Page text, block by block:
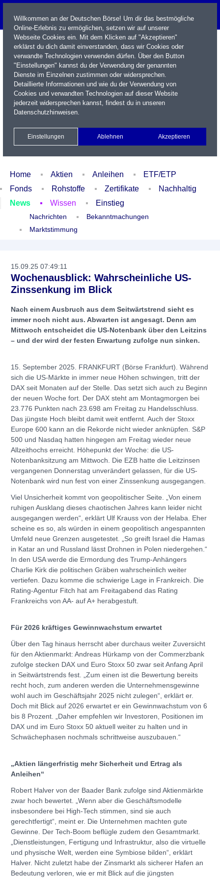
Name / WKN / ISIN / Kürzel
Xetra Realtime
Watchlist Portfolio Login
Home Aktien Anleihen
ETF/ETP
Fonds
Rohstoffe Zertifikate
Nachhaltig
News
Wissen Einstieg
Nachrichten
Bekanntmachungen
Marktstimmung
15.09.25 07:49:11
Wochenausblick: Wahrscheinliche US-
Zinssenkung im Blick
Nach einem Ausbruch aus dem Seitwärtstrend sieht es
immer noch nicht aus. Abwarten ist angesagt. Denn am
Mittwoch entscheidet die US-Notenbank über den Leitzins
– und der wird der festen Erwartung zufolge nun sinken.
15. September 2025. FRANKFURT (Börse Frankfurt). Während
sich die US-Märkte in immer neue Höhen schwingen, tritt der
DAX seit Monaten auf der Stelle. Das setzt sich auch zu Beginn
der neuen Woche fort. Der DAX steht am Montagmorgen bei
23.776 Punkten nach 23.698 am Freitag zu Handelsschluss.
Das jüngste Hoch bleibt damit weit entfernt. Auch der Stoxx
Europe 600 kann an die Rekorde nicht wieder anknüpfen. S&P
500 und Nasdaq hatten hingegen am Freitag wieder neue
Allzeithochs erreicht. Höhepunkt der Woche: die US-
Notenbanksitzung am Mittwoch. Die EZB hatte die Leitzinsen
vergangenen Donnerstag unverändert gelassen, für die US-
Notenbank wird nun fest von einer Zinssenkung ausgegangen.
Viel Unsicherheit kommt von geopolitischer Seite. „Von einem
ruhigen Ausklang dieses chaotischen Jahres kann leider nicht
ausgegangen werden“, erklärt Ulf Krauss von der Helaba. Eher
scheine es so, als würden in einem geopolitisch angespannten
Umfeld neue Grenzen ausgetestet. „So greift Israel die Hamas
in Katar an und Russland lässt Drohnen in Polen niedergehen.“
In den USA werde die Ermordung des Trump-Anhängers
Charlie Kirk die politischen Gräben wahrscheinlich weiter
vertiefen. Dazu komme die schwierige Lage in Frankreich. Die
Rating-Agentur Fitch hat am Freitagabend das Rating
Frankreichs von AA- auf A+ herabgestuft.
Für 2026 kräftiges Gewinnwachstum erwartet
Über den Tag hinaus herrscht aber durchaus weiter Zuversicht
für den Aktienmarkt: Andreas Hürkamp von der Commerzbank
zufolge stecken DAX und Euro Stoxx 50 zwar seit Anfang April
in Seitwärtstrends fest. „Zum einen ist die Bewertung bereits
recht hoch, zum anderen werden die Unternehmensgewinne
wohl auch im Geschäftsjahr 2025 nicht zulegen“, erklärt er.
Doch mit Blick auf 2026 erwartet er ein Gewinnwachstum von 6
bis 8 Prozent. „Daher empfehlen wir Investoren, Positionen im
DAX und im Euro Stoxx 50 aktuell weiter zu halten und in
Schwächephasen nochmals schrittweise auszubauen.“
„Aktien längerfristig mehr Sicherheit und Ertrag als
Anleihen“
Robert Halver von der Baader Bank zufolge sind Aktienmärkte
zwar hoch bewertet. „Wenn aber die Geschäftsmodelle
insbesondere bei High-Tech stimmen, sind sie auch
gerechtfertigt“, meint er. Die Unternehmen machten gute
Gewinne. Der Tech-Boom beflügle zudem den Gesamtmarkt.
„Dienstleistungen, Fertigung und Infrastruktur, also die virtuelle
und physische Welt, werden eine Symbiose bilden“, erklärt
Halver. Nicht zuletzt habe der Zinsmarkt als sicherer Hafen an
Bedeutung verloren, wie er mit Blick auf die jüngsten
Willkommen an der Deutschen Börse! Um dir das bestmögliche
Online-Erlebnis zu ermöglichen, setzen wir auf unserer
Webseite Cookies ein. Mit dem Klicken auf "Akzeptieren"
erklärst du dich damit einverstanden, dass wir Cookies oder
verwandte Technologien verwenden dürfen. Über den Button
"Einstellungen" kannst du der Verwendung der genannten
Dienste im Einzelnen zustimmen oder widersprechen.
Detaillierte Informationen und wie du der Verwendung von
Cookies und verwandten Technologien auf dieser Website
jederzeit widersprechen kannst, findest du in unseren
Datenschutzhinweisen.
Einstellungen Ablehnen Akzeptieren